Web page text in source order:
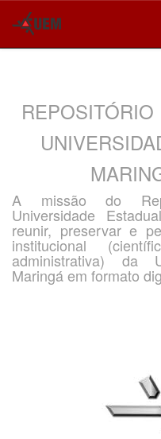
A missão do
Universidade
reunir, preservar e
institucional
administrativa) da
Maringá em formato